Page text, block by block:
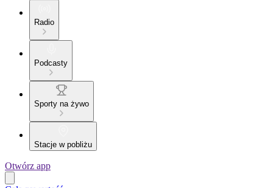
Radio
Podcasty
Sporty na żywo
Stacje w pobliżu
Otwórz app